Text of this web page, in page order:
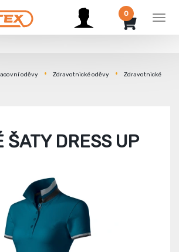
0
oděvy Zdravotnické oděvy
Zdravotnické
ŠATY DRESS UP